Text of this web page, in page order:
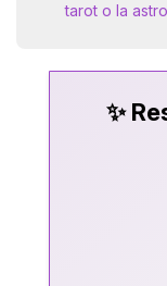
tarot o la
✨